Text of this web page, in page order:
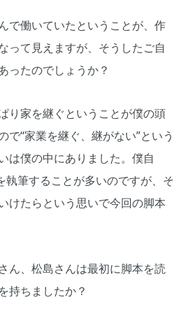
働いていたということが、作
って見えますが、そうしたご自
ったのでしょうか？
り家を継ぐということが僕の頭
で“家業を継ぐ、継がない”という
は僕の中にありました。僕自
執筆することが多いのですが、そ
けたらという思いで今回の脚本
、松島さんは最初に脚本を読
持ちましたか？